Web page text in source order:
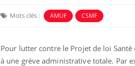
Mots clés : AMUF CSMF
Pour lutter contre le Projet de loi
à une grève administrative totale. Par
écrans en vacances ?